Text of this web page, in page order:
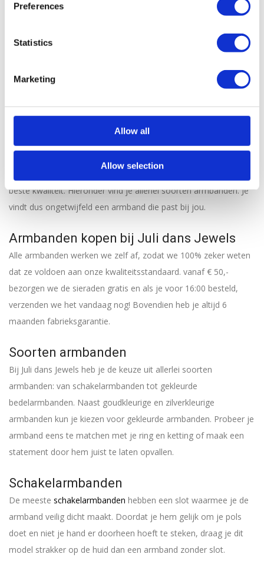
Preferences
Statistics
Marketing
Allow all
Allow selection
59,95
Handchain Armband
Je hebt eigenlijk nooit genoeg armbanden. Het is misschien wel
beste kwaliteit. Hieronder vind je allerlei soorten armbanden. Je
vindt dus ongetwijfeld een armband die past bij jou.
Armbanden kopen bij Juli dans Jewels
Alle armbanden werken we zelf af, zodat we 100% zeker weten
dat ze voldoen aan onze kwaliteitsstandaard. vanaf € 50,-
bezorgen we de sieraden gratis en als je voor 16:00 besteld,
verzenden we het vandaag nog! Bovendien heb je altijd 6
maanden fabrieksgarantie.
Soorten armbanden
Bij Juli dans Jewels heb je de keuze uit allerlei soorten
armbanden: van schakelarmbanden tot gekleurde
bedelarmbanden. Naast goudkleurige en zilverkleurige
armbanden kun je kiezen voor gekleurde armbanden. Probeer je
armband eens te matchen met je ring en ketting of maak een
statement door hem juist te laten opvallen.
Schakelarmbanden
De meeste schakelarmbanden hebben een slot waarmee je de
armband veilig dicht maakt. Doordat je hem gelijk om je pols
doet en niet je hand er doorheen hoeft te steken, draag je dit
model strakker op de huid dan een armband zonder slot.